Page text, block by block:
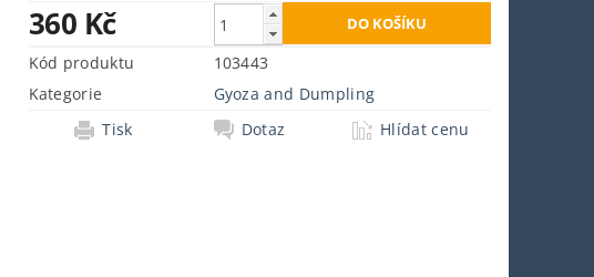
360 Kč
Kód produktu
103443
Kategorie
Gyoza and Dumpling
Tisk
Dotaz Hlídat cenu